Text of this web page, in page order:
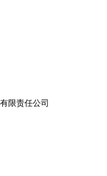
限责任公司